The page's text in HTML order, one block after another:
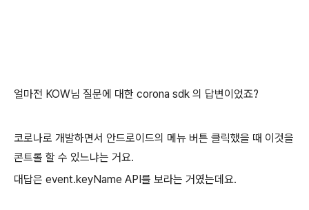
얼마전 KOW님 질문에 대한 corona sdk 의 답변이었죠?
코로나로 개발하면서 안드로이드의 메뉴 버튼 클릭했을 때 이것을
콘트롤 할 수 있느냐는 거요.
대답은 event.keyName API를 보라는 거였는데요.